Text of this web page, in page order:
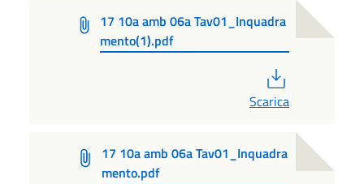
17 10a amb 06a Tav01_Inquadra
mento(1).pdf
Scarica
17 10a amb 06a Tav01_Inquadra
mento.pdf